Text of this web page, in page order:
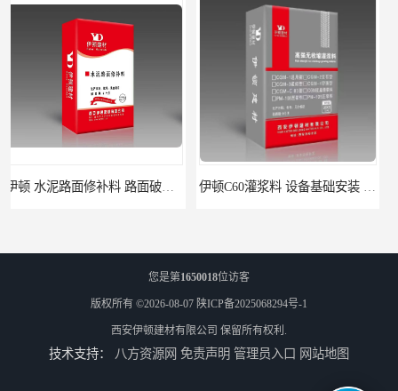
您是第1650018位访客
版权所有 ©2026-08-07 陕ICP备2025068294号-1
西安伊顿建材有限公司 保留所有权利.
技术支持： 八方资源网 免责声明 管理员入口 网站地图